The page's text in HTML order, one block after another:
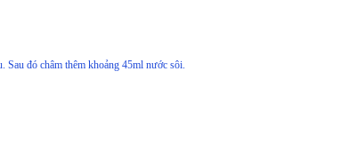
Sau đó châm thêm khoảng 45ml nước sôi.